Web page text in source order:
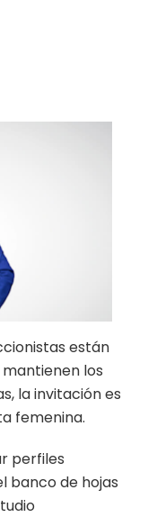
están
los
la invitación es
femenina.
perfiles
banco de hojas